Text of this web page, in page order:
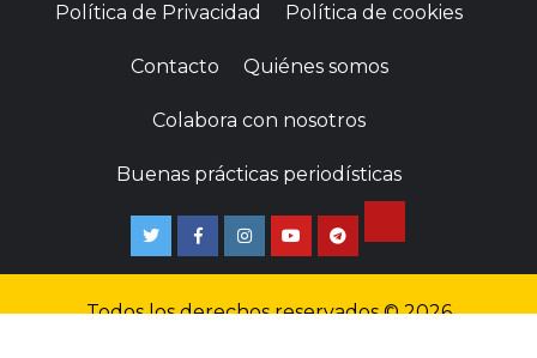
Política de Privacidad Política de cookies
Contacto Quiénes somos
Colabora con nosotros
Buenas prácticas periodísticas
Todos los derechos reservados © 2026